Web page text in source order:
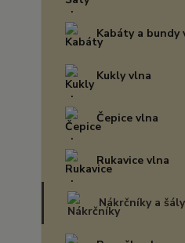
Kabáty a bundy
Kukly vlna
Čepice vlna
Rukavice vlna
Nákrčníky a